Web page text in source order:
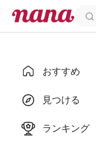
おすすめ
見つける
ランキング